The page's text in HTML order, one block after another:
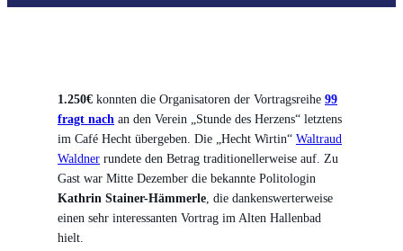
1.250€ konnten die Organisatoren der Vortragsreihe 99
fragt nach an den Verein „Stunde des Herzens“ letztens
im Café Hecht übergeben. Die „Hecht Wirtin“ Waltraud
Waldner rundete den Betrag traditionellerweise auf. Zu
Gast war Mitte Dezember die bekannte Politologin
Kathrin Stainer-Hämmerle , die dankenswerterweise
einen sehr interessanten Vortrag im Alten Hallenbad
hielt.